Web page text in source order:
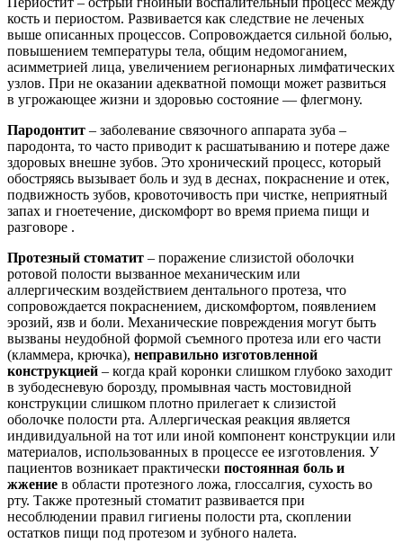
кость и периостом. Развивается как следствие не леченых
выше описанных процессов. Сопровождается сильной болью,
повышением температуры тела, общим недомоганием,
асимметрией лица, увеличением регионарных лимфатических
узлов. При не оказании адекватной помощи может развиться
в угрожающее жизни и здоровью состояние — флегмону.
Пародонтит – заболевание связочного аппарата зуба –
пародонта, то часто приводит к расшатыванию и потере даже
здоровых внешне зубов. Это хронический процесс, который
обостряясь вызывает боль и зуд в деснах, покраснение и отек,
подвижность зубов, кровоточивость при чистке, неприятный
запах и гноетечение, дискомфорт во время приема пищи и
разговоре .
Протезный стоматит – поражение слизистой оболочки
ротовой полости вызванное механическим или
аллергическим воздействием дентального протеза, что
сопровождается покраснением, дискомфортом, появлением
эрозий, язв и боли. Механические повреждения могут быть
вызваны неудобной формой съемного протеза или его части
(кламмера, крючка), неправильно изготовленной
конструкцией – когда край коронки слишком глубоко заходит
в зубодесневую борозду, промывная часть мостовидной
конструкции слишком плотно прилегает к слизистой
оболочке полости рта. Аллергическая реакция является
индивидуальной на тот или иной компонент конструкции или
материалов, использованных в процессе ее изготовления. У
пациентов возникает практически постоянная боль и
жжение в области протезного ложа, глоссалгия, сухость во
рту. Также протезный стоматит развивается при
несоблюдении правил гигиены полости рта, скоплении
остатков пищи под протезом и зубного налета.